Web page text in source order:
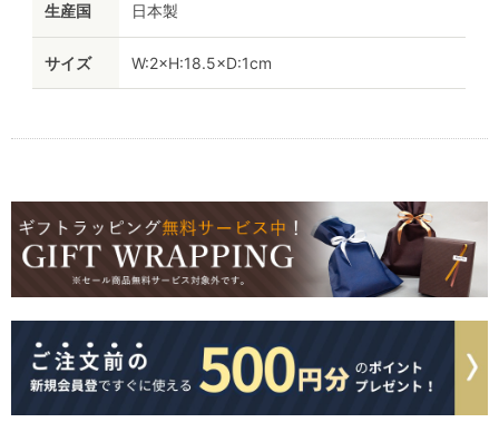
生産国 日本製
サイズ W:2×H:18.5×D:1cm